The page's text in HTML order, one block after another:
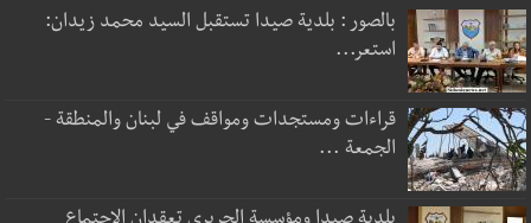
بالصور : بلدية صيدا تستقبل السيد محمد زيدان:
استعر...
قراءات ومستجدات ومواقف في لبنان والمنطقة -
الجمعة ...